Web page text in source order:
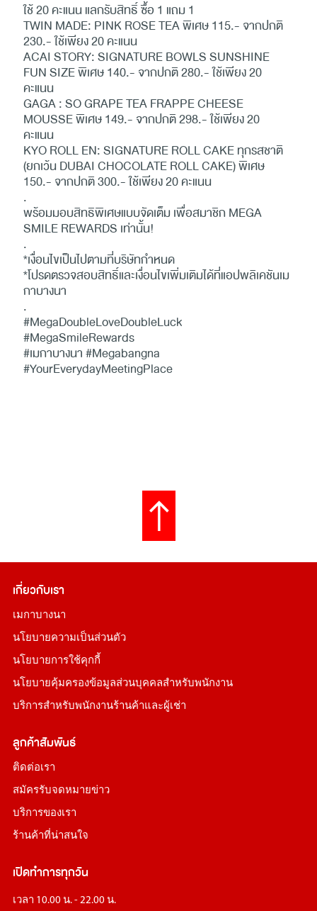
ใช้ 20 คะแนน แลกรับสิทธิ์ ซื้อ 1 แถม 1
TWIN MADE: PINK ROSE TEA พิเศษ 115.- จากปกติ
230.- ใช้เพียง 20 คะแนน
ACAI STORY: SIGNATURE BOWLS SUNSHINE
FUN SIZE พิเศษ 140.- จากปกติ 280.- ใช้เพียง 20
คะแนน
GAGA : SO GRAPE TEA FRAPPE CHEESE
MOUSSE พิเศษ 149.- จากปกติ 298.- ใช้เพียง 20
คะแนน
KYO ROLL EN: SIGNATURE ROLL CAKE ทุกรสชาติ
(ยกเว้น DUBAI CHOCOLATE ROLL CAKE) พิเศษ
150.- จากปกติ 300.- ใช้เพียง 20 คะแนน
.
พร้อมมอบสิทธิพิเศษแบบจัดเต็ม เพื่อสมาชิก MEGA
SMILE REWARDS เท่านั้น!
.
*เงื่อนไขเป็นไปตามที่บริษัทกำหนด
*โปรดตรวจสอบสิทธิ์และเงื่อนไขเพิ่มเติมได้ที่แอปพลิเคชันเม
กาบางนา
.
#MegaDoubleLoveDoubleLuck
#MegaSmileRewards
#เมกาบางนา #Megabangna
#YourEverydayMeetingPlace
เกี่ยวกับเรา
เมกาบางนา
นโยบายความเป็นส่วนตัว
นโยบายการใช้คุกกี้
นโยบายคุ้มครองข้อมูลส่วนบุคคลสำหรับพนักงาน
บริการสำหรับพนักงานร้านค้าและผู้เช่า
ลูกค้าสัมพันธ์
ติดต่อเรา
สมัครรับจดหมายข่าว
บริการของเรา
ร้านค้าที่น่าสนใจ
เปิดทำการทุกวัน
เวลา 10.00 น. - 22.00 น.